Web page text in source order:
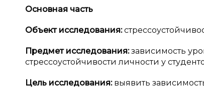
Основная часть
Объект исследования:
Предмет исследования:зависимость
стрессоустойчивости личности у
Цель исследования: выявить